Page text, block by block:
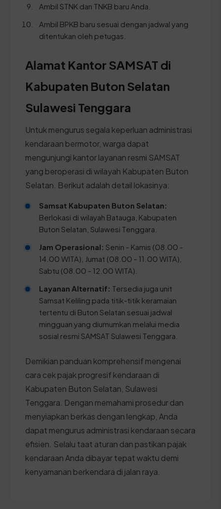
Ambil STNK dan TNKB baru Anda.
Ambil BPKB baru sesuai dengan jadwal yang
ditentukan oleh petugas.
Alamat Kantor SAMSAT di
Kabupaten Buton Selatan
Sulawesi Tenggara
Untuk mengurus segala keperluan administrasi
kendaraan bermotor, warga dapat
mengunjungi kantor layanan resmi SAMSAT
yang beroperasi di wilayah Kabupaten Buton
Selatan. Berikut adalah detail lokasinya:
Samsat Kabupaten Buton Selatan:
Berlokasi di wilayah Batauga, Kabupaten
Buton Selatan, Sulawesi Tenggara.
Jam Operasional: Senin - Kamis (08.00 -
14.00 WITA), Jumat (08.00 - 11.00 WITA),
Sabtu (08.00 - 12.00 WITA).
Layanan Alternatif: Tersedia juga unit
Samsat Keliling pada titik-titik keramaian
tertentu di Buton Selatan sesuai jadwal
mingguan yang diumumkan melalui media
sosial resmi SAMSAT Sulawesi Tenggara.
Demikian panduan komprehensif mengenai
cara cek pajak progresif kendaraan di
Kabupaten Buton Selatan, Sulawesi
Tenggara. Dengan memahami prosedur dan
menyiapkan berkas dengan lengkap, Anda
dapat mengurus administrasi kendaraan secara
efisien. Selalu taat aturan dan pastikan pajak
kendaraan Anda dibayar tepat waktu demi
kenyamanan berkendara di jalan raya.